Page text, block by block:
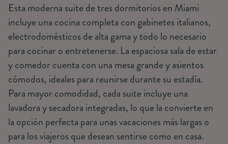
Esta moderna suite de tres dormitorios en Miami
incluye una cocina completa con gabinetes italianos,
electrodomésticos de alta gama y todo lo necesario
para cocinar o entretenerse. La espaciosa sala de estar
y comedor cuenta con una mesa grande y asientos
cómodos, ideales para reunirse durante su estadía.
Para mayor comodidad, cada suite incluye una
lavadora y secadora integradas, lo que la convierte en
la opción perfecta para unas vacaciones más largas o
para los viajeros que desean sentirse como en casa.